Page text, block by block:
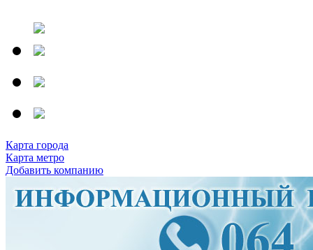
Карта города
Карта метро
Добавить компанию